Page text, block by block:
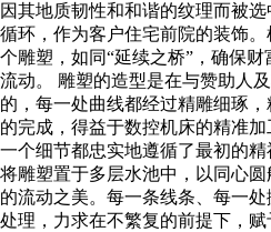
因其地质韧性和和谐的纹理而被
循环，作为客户住宅前院的装饰
个雕塑，如同“延续之桥”，确保
流动。 雕塑的造型是在与赞助人
的，每一处曲线都经过精雕细琢
的完成，得益于数控机床的精准
一个细节都忠实地遵循了最初的
将雕塑置于多层水池中，以同心
的流动之美。每一条线条、每一
处理，力求在不繁复的前提下，